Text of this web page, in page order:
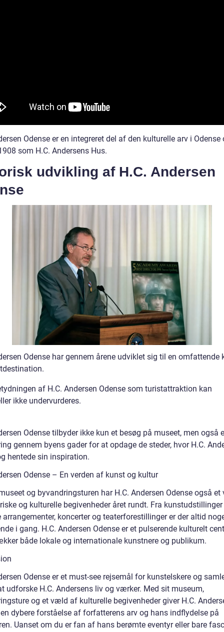
Odense er en integreret del af den kulturelle arv i Odense
som H.C. Andersens Hus.
udvikling af H.C. Andersen
Odense har gennem årene udviklet sig til en omfattende
af H.C. Andersen Odense som turistattraktion kan
ikke undervurderes.
Odense tilbyder ikke kun et besøg på museet, men også
gennem byens gader for at opdage de steder, hvor H.C.
hentede sin inspiration.
Odense – En verden af kunst og kultur
og byvandringsturen har H.C. Andersen Odense også
og kulturelle begivenheder året rundt. Fra
koncerter og teaterforestillinger er der altid
i gang. H.C. Andersen Odense er et pulserende kulturelt
både lokale og internationale kunstnere og publikum.
Odense er et must-see rejsemål for kunstelskere og
udforske H.C. Andersens liv og værker. Med sit museum,
og et væld af kulturelle begivenheder giver H.C.
dybere forståelse af forfatterens arv og hans indflydelse på
Uanset om du er fan af hans berømte eventyr eller bare